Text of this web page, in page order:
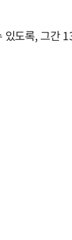
도록, 그